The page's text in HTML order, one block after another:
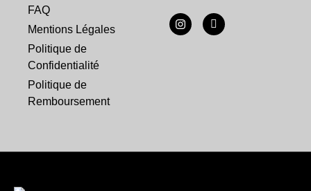
FAQ
Mentions Légales
Politique de
Confidentialité
Politique de
Remboursement